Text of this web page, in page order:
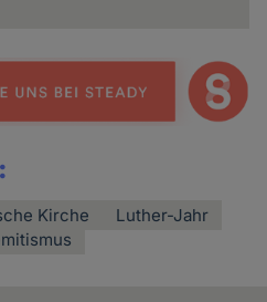
Kirche
Luther-Jahr